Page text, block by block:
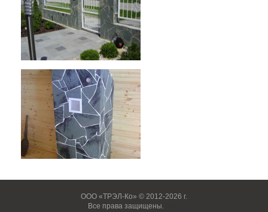
ООО «ТРЭЛ-Ко» © 2012-2026 г.
Все права защищены.